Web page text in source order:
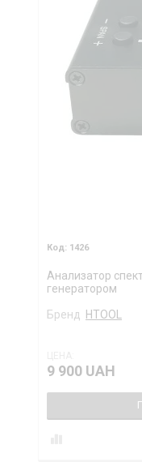
1426
Анализатор
генератором
Бренд HTOOL
9 900 UAH